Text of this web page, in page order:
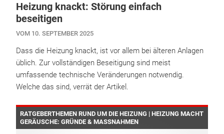
Heizung knackt: Störung einfach
beseitigen
VOM 10. SEPTEMBER 2025
Dass die Heizung knackt, ist vor allem bei älteren Anlagen
üblich. Zur vollständigen Beseitigung sind meist
umfassende technische Veränderungen notwendig.
Welche das sind, verrät der Artikel.
RATGEBERTHEMEN RUND UM DIE HEIZUNG | HEIZUNG MACHT
GERÄUSCHE: GRÜNDE & MASSNAHMEN